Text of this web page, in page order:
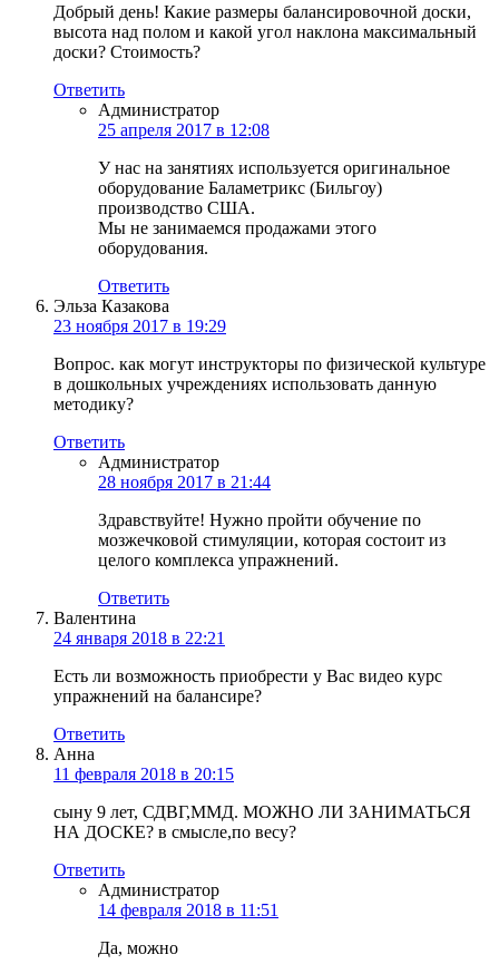
Добрый день! Какие размеры балансировочной доски,
высота над полом и какой угол наклона максимальный
доски? Стоимость?
Ответить
Администратор
25 апреля 2017 в 12:08
У нас на занятиях используется оригинальное
оборудование Баламетрикс (Бильгоу)
производство США.
Мы не занимаемся продажами этого
оборудования.
Ответить
Эльза Казакова
23 ноября 2017 в 19:29
Вопрос. как могут инструкторы по физической культуре
в дошкольных учреждениях использовать данную
методику?
Ответить
Администратор
28 ноября 2017 в 21:44
Здравствуйте! Нужно пройти обучение по
мозжечковой стимуляции, которая состоит из
целого комплекса упражнений.
Ответить
Валентина
24 января 2018 в 22:21
Есть ли возможность приобрести у Вас видео курс
упражнений на балансире?
Ответить
Анна
11 февраля 2018 в 20:15
сыну 9 лет, СДВГ,ММД. МОЖНО ЛИ ЗАНИМАТЬСЯ
НА ДОСКЕ? в смысле,по весу?
Ответить
Администратор
14 февраля 2018 в 11:51
Да, можно